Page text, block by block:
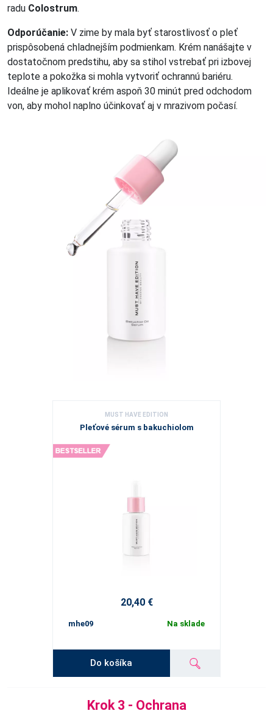
radu Colostrum.
Odporúčanie: V zime by mala byť starostlivosť o pleť
prispôsobená chladnejším podmienkam. Krém nanášajte v
dostatočnom predstihu, aby sa stihol vstrebať pri izbovej
teplote a pokožka si mohla vytvoriť ochrannú bariéru.
Ideálne je aplikovať krém aspoň 30 minút pred odchodom
von, aby mohol naplno účinkovať aj v mrazivom počasí.
MUST HAVE EDITION
Pleťové sérum s bakuchiolom
20,40 €
mhe09 Na sklade
Do košíka
Krok 3 - Ochrana